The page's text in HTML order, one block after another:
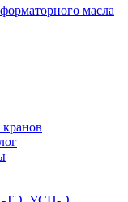
масла
кранов